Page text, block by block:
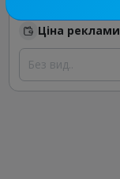
Ціна реклами
Без вид..